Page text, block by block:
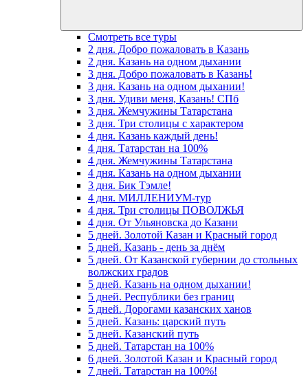
Смотреть все туры
2 дня. Добро пожаловать в Казань
2 дня. Казань на одном дыхании
3 дня. Добро пожаловать в Казань!
3 дня. Казань на одном дыхании!
3 дня. Удиви меня, Казань! СПб
3 дня. Жемчужины Татарстана
3 дня. Три столицы с характером
4 дня. Казань каждый день!
4 дня. Татарстан на 100%
4 дня. Жемчужины Татарстана
4 дня. Казань на одном дыхании
3 дня. Бик Тэмле!
4 дня. МИЛЛЕНИУМ-тур
4 дня. Три столицы ПОВОЛЖЬЯ
4 дня. От Ульяновска до Казани
5 дней. Золотой Казан и Красный город
5 дней. Казань - день за днём
5 дней. От Казанской губернии до стольных
волжских градов
5 дней. Казань на одном дыхании!
5 дней. Республики без границ
5 дней. Дорогами казанских ханов
5 дней. Казань: царский путь
5 дней. Казанский путь
5 дней. Татарстан на 100%
6 дней. Золотой Казан и Красный город
7 дней. Татарстан на 100%!